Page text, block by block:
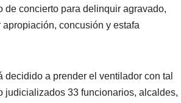
de concierto para delinquir agravado,
concusión y estafa
a prender el ventilador con tal
judicializados 33 funcionarios, alcaldes,